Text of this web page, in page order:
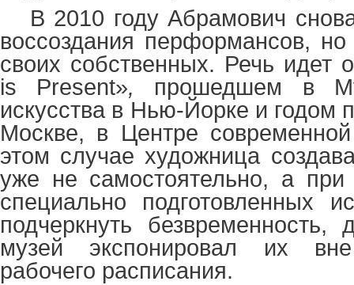
В 2010 году Абрамович
воссоздания перформансов,
своих собственных. Речь идет
is
Present», прошедшем в
искусства в Нью-Йорке и годом
Москве, в Центре
этом случае художница
уже не самостоятельно, а
специально подготовленных
подчеркнуть безвременность,
музей экспонировал их
рабочего расписания.